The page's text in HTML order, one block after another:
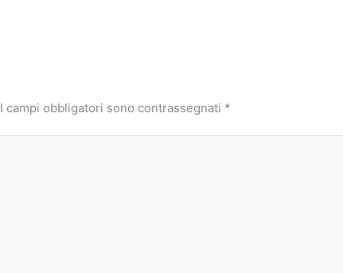
I campi obbligatori sono contrassegnati *